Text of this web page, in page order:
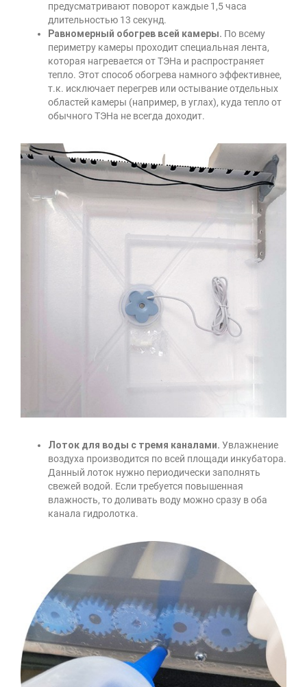
предусматривают поворот каждые 1,5 часа
длительностью 13 секунд.
Равномерный обогрев всей камеры. По всему
периметру камеры проходит специальная лента,
которая нагревается от ТЭНа и распространяет
тепло. Этот способ обогрева намного эффективнее,
т.к. исключает перегрев или остывание отдельных
областей камеры (например, в углах), куда тепло от
обычного ТЭНа не всегда доходит.
Лоток для воды с тремя каналами. Увлажнение
воздуха производится по всей площади инкубатора.
Данный лоток нужно периодически заполнять
свежей водой. Если требуется повышенная
влажность, то доливать воду можно сразу в оба
канала гидролотка.